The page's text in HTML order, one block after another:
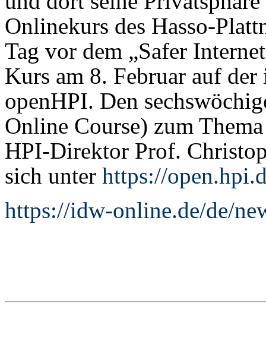
Onlinekurs des Hasso-
Tag vor dem „Safer
Kurs am 8. Februar auf
openHPI. Den
Online Course) zum
HPI-Direktor Prof.
sich unter https://
https://idw-online.de/de/